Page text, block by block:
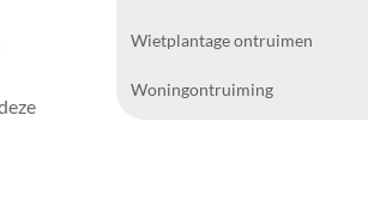
Wietplantage ontruimen
Woningontruiming